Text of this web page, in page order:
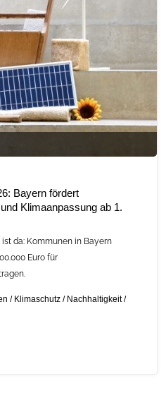
Bayern fördert
Klimaanpassung ab 1.
da: Kommunen in Bayern
Euro für
/ Klimaschutz / Nachhaltigkeit/